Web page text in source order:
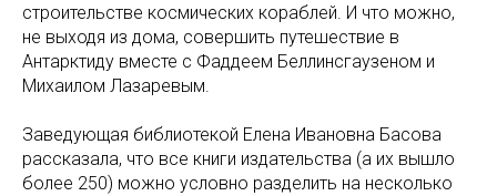
строительстве космических кораблей. И что можно,
не выходя из дома, совершить путешествие в
Антарктиду вместе с Фаддеем Беллинсгаузеном и
Михаилом Лазаревым.
Заведующая библиотекой Елена Ивановна Басова
рассказала, что все книги издательства (а их вышло
более 250) можно условно разделить на несколько